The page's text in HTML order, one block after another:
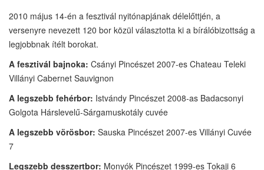
2010 május 14-én a fesztivál nyitónapjának délelőttjén, a
versenyre nevezett 120 bor közül választotta ki a bírálóbizottság a
legjobbnak ítélt borokat.
A fesztivál bajnoka: Csányi Pincészet 2007-es Chateau Teleki
Villányi Cabernet Sauvignon
A legszebb fehérbor: Istvándy Pincészet 2008-as Badacsonyi
Golgota Hárslevelű-Sárgamuskotály cuvée
A legszebb vörösbor: Sauska Pincészet 2007-es Villányi Cuvée
7
Legszebb desszertbor: Monyók Pincészet 1999-es Tokaji 6